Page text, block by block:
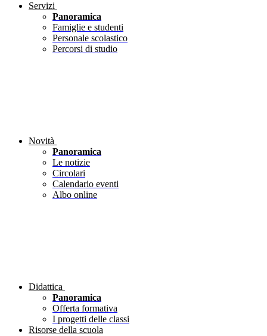
Servizi
Panoramica
Famiglie e studenti
Personale scolastico
Percorsi di studio
Novità
Panoramica
Le notizie
Circolari
Calendario eventi
Albo online
Didattica
Panoramica
Offerta formativa
I progetti delle classi
Risorse della scuola